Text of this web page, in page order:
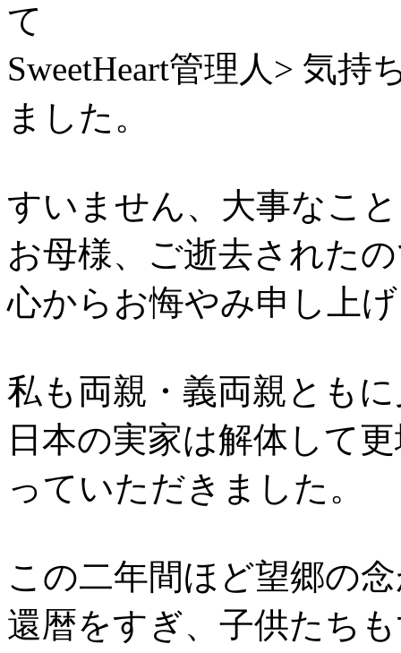
て
SweetHeart管理人> 気
ました。
すいません、大事なこ
お母様、ご逝去された
心からお悔やみ申し上
私も両親・義両親とも
日本の実家は解体して
っていただきました。
この二年間ほど望郷の
還暦をすぎ、子供たち